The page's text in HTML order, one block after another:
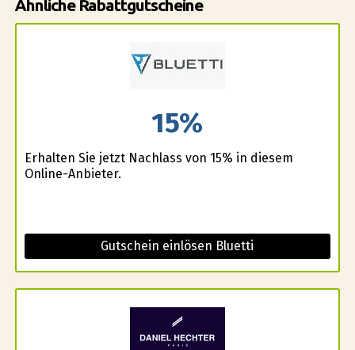
Ähnliche Rabattgutscheine
15%
Erhalten Sie jetzt Nachlass von 15% in diesem
Online-Anbieter.
Gutschein einlösen Bluetti